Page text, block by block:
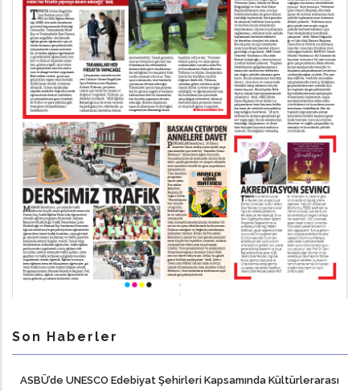
Son Haberler
ASBÜ’de UNESCO Edebiyat Şehirleri Kapsamında Kültürlerarası